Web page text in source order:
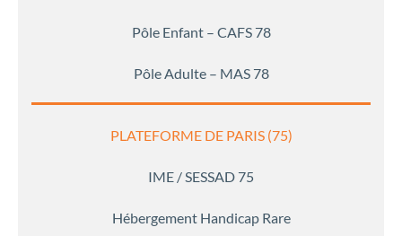
Pôle Enfant – CAFS 78
Pôle Adulte – MAS 78
PLATEFORME DE PARIS (75)
IME / SESSAD 75
Hébergement Handicap Rare